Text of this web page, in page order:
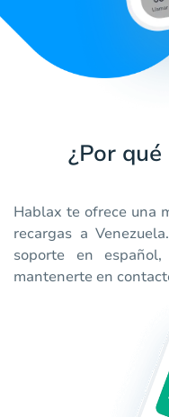
¿Por
Hablax te ofrece una
recargas a
soporte en
mantenerte en